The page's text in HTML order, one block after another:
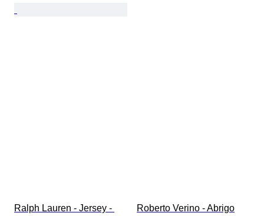
Ralph Lauren - Jersey -
Roberto Verino - Abrigo